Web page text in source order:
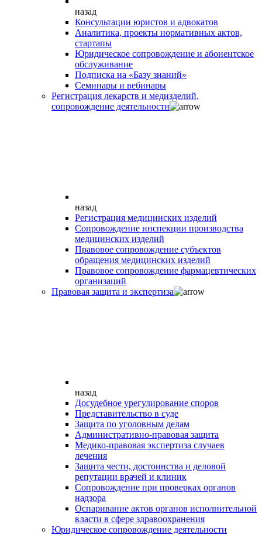
назад
Консультации юристов и адвокатов
Аналитика, проекты нормативных актов,
стартапы
Юридическое сопровождение и абонентское
обслуживание
Подписка на «Базу знаний»
Семинары и вебинары
Регистрация лекарств и медизделий,
сопровождение деятельности
назад
Регистрация медицинских изделий
Сопровождение инспекции производства
медицинских изделий
Правовое сопровождение субъектов
обращения медицинских изделий
Правовое сопровождение фармацевтических
организаций
Правовая защита и экспертиза
назад
Досудебное урегулирование споров
Представительство в суде
Защита по уголовным делам
Административно-правовая защита
Медико-правовая экспертиза случаев
лечения
Защита чести, достоинства и деловой
репутации врачей и клиник
Сопровождение при проверках органов
надзора
Оспаривание актов органов исполнительной
власти в сфере здравоохранения
Юридическое сопровождение деятельности